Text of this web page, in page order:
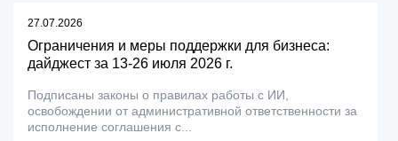
27.07.2026
Ограничения и меры поддержки для бизнеса:
дайджест за 13-26 июля 2026 г.
Подписаны законы о правилах работы с ИИ,
освобождении от административной ответственности за
исполнение соглашения с...